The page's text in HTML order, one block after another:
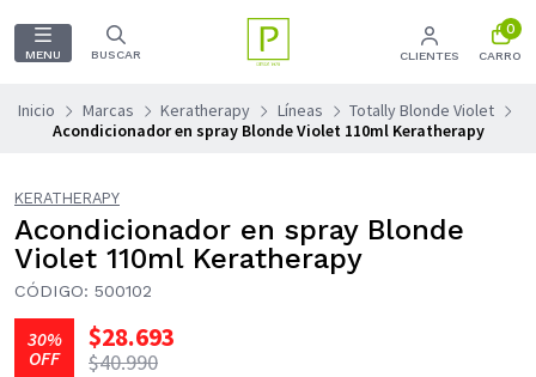
MENU BUSCAR CLIENTES
0
CARRO
Inicio Marcas Keratherapy Líneas
Totally Blonde Violet
Acondicionador en spray Blonde Violet 110ml Keratherapy
KERATHERAPY
Acondicionador en spray Blonde
Violet 110ml Keratherapy
CÓDIGO: 500102
30%
OFF
$28.693
$40.990